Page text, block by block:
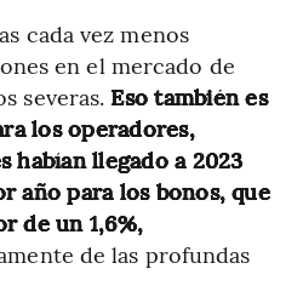
cada vez menos
en el mercado de
severas. Eso también es
los operadores,
habían llegado a 2023
año para los bonos, que
de un 1,6%,
de las profundas